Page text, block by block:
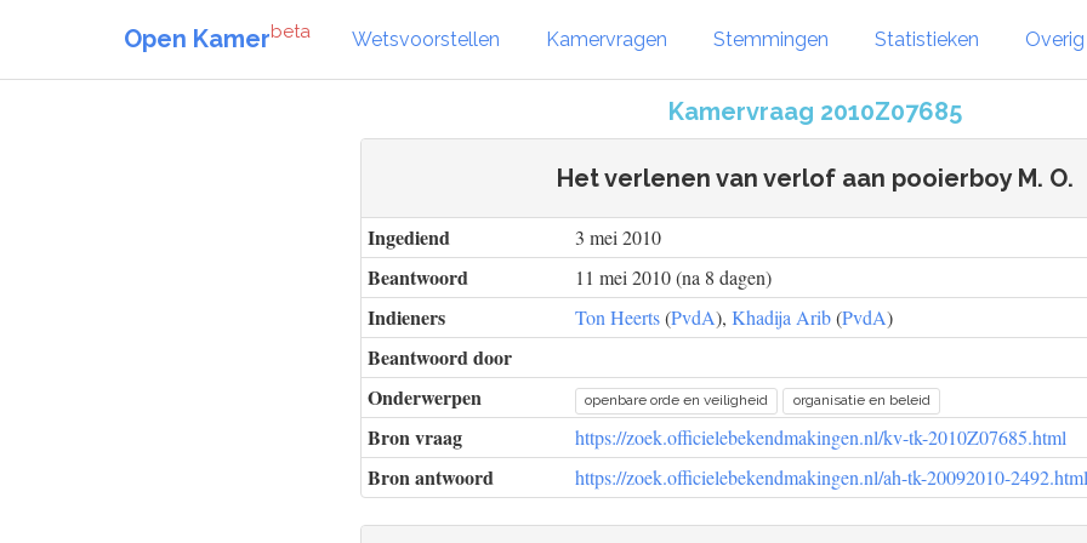
Open Kamerbeta Wetsvoorstellen Kamervragen Stemmingen Statistieken
Kamervraag 2010Z07685
Het verlenen van verlof aan pooierboy M. O.
Ingediend 3 mei 2010
Beantwoord 11 mei 2010 (na 8 dagen)
Indieners Ton Heerts(PvdA), Khadija Arib(PvdA)
Beantwoord door
Onderwerpen
openbare orde en veiligheid organisatie en beleid
Bron vraag https://zoek.officielebekendmakingen.nl/kv-tk-2010Z07685.html
Bron antwoord https://zoek.officielebekendmakingen.nl/ah-tk-20092010-2492.html